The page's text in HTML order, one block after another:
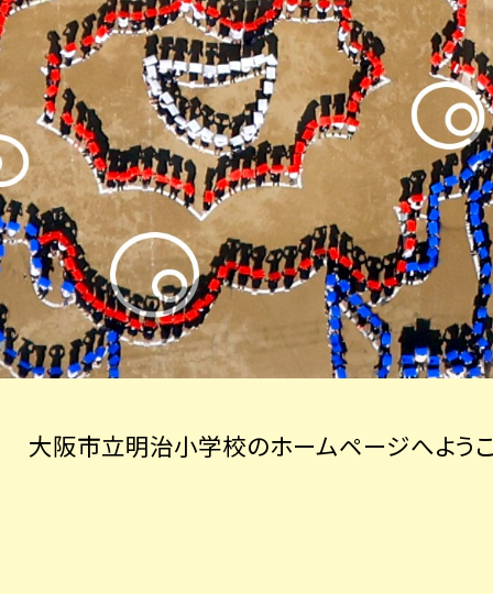
大阪市立明治小学校のホームページへようこ